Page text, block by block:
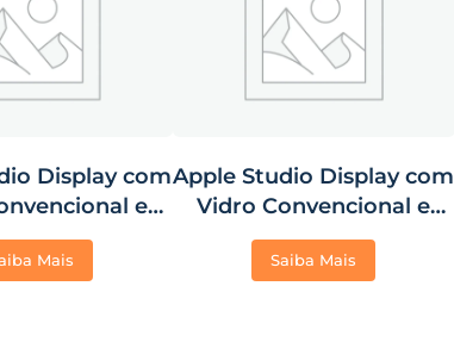
Display com
e
para
VESA (Base
Mais
Apple Studio Display com
Vidro Convencional e
Base com Ajuste de
Inclinação
Saiba Mais